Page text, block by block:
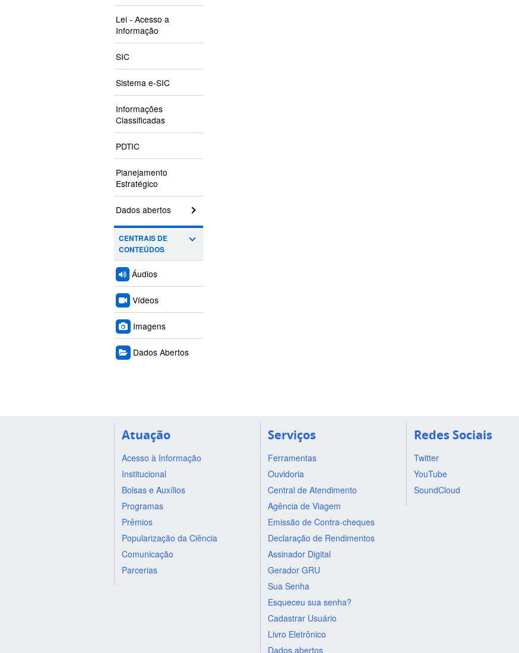
Lei - Acesso a
Informação
SIC
Sistema e-SIC
Informações
Classificadas
PDTIC
Planejamento
Estratégico
Dados abertos
CENTRAIS DE
CONTEÚDOS
Áudios
Vídeos
Imagens
Dados Abertos
Atuação
Acesso à Informação
Institucional
Bolsas e Auxílios
Programas
Prêmios
Popularização da Ciência
Comunicação
Parcerias
Serviços
Ferramentas
Ouvidoria
Central de Atendimento
Agência de Viagem
Emissão de Contra-cheques
Declaração de Rendimentos
Assinador Digital
Gerador GRU
Sua Senha
Esqueceu sua senha?
Cadastrar Usuário
Livro Eletrônico
Dados abertos
Redes Sociais
Twitter
YouTube
SoundCloud